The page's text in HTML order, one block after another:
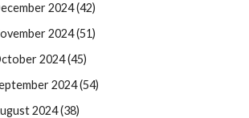
2024 (42)
2024 (51)
2024 (45)
2024 (54)
2024 (38)